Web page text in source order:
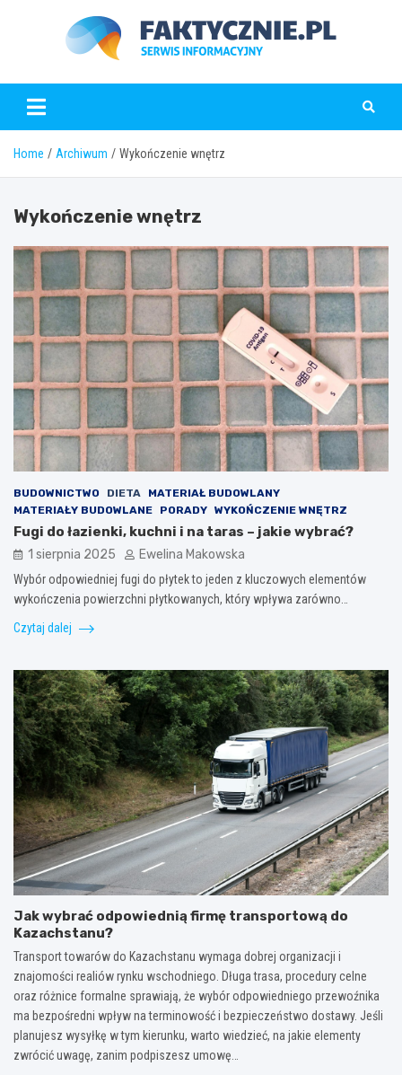
faktycznie.pl
Home Archiwum Wykończenie wnętrz
Wykończenie wnętrz
BUDOWNICTWO DIETA
MATERIAŁ BUDOWLANY
MATERIAŁY BUDOWLANE
PORADY WYKOŃCZENIE WNĘTRZ
Fugi do łazienki, kuchni i na taras – jakie wybrać?
1 sierpnia 2025 Ewelina Makowska
Wybór odpowiedniej fugi do płytek to jeden z kluczowych elementów
wykończenia powierzchni płytkowanych, który wpływa zarówno…
Czytaj dalej
Jak wybrać odpowiednią firmę transportową do
Kazachstanu?
Transport towarów do Kazachstanu wymaga dobrej organizacji i
znajomości realiów rynku wschodniego. Długa trasa, procedury celne
oraz różnice formalne sprawiają, że wybór odpowiedniego przewoźnika
ma bezpośredni wpływ na terminowość i bezpieczeństwo dostawy. Jeśli
planujesz wysyłkę w tym kierunku, warto wiedzieć, na jakie elementy
zwrócić uwagę, zanim podpiszesz umowę…